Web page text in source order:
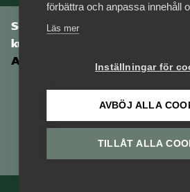
Som medlem har du tillgång
kunskapsbank
Arbetsgivarguiden
Logga in
förbättra och anpassa innehåll
Läs mer
Inställningar för
AVBÖJ ALLA
TILLÅT ALLA